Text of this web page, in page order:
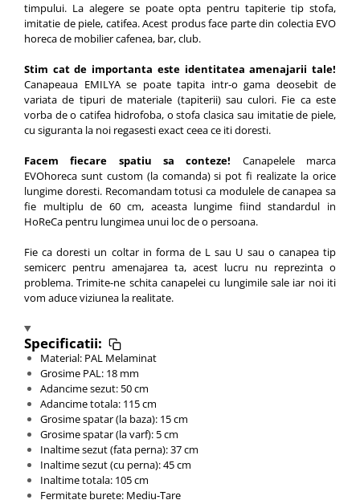
timpului. La alegere se poate opta pentru tapiterie tip stofa,
imitatie de piele, catifea. Acest produs face parte din colectia EVO
horeca de mobilier cafenea, bar, club.
Stim cat de importanta este identitatea amenajarii tale!
Canapeaua EMILYA se poate tapita intr-o gama deosebit de
variata de tipuri de materiale (tapiterii) sau culori. Fie ca este
vorba de o catifea hidrofoba, o stofa clasica sau imitatie de piele,
cu siguranta la noi regasesti exact ceea ce iti doresti.
Facem fiecare spatiu sa conteze! Canapelele marca
EVOhoreca sunt custom (la comanda) si pot fi realizate la orice
lungime doresti. Recomandam totusi ca modulele de canapea sa
fie multiplu de 60 cm, aceasta lungime fiind standardul in
HoReCa pentru lungimea unui loc de o persoana.
Fie ca doresti un coltar in forma de L sau U sau o canapea tip
semicerc pentru amenajarea ta, acest lucru nu reprezinta o
problema. Trimite-ne schita canapelei cu lungimile sale iar noi iti
vom aduce viziunea la realitate.
Specificatii:
Material: PAL Melaminat
Grosime PAL: 18 mm
Adancime sezut: 50 cm
Adancime totala: 115 cm
Grosime spatar (la baza): 15 cm
Grosime spatar (la varf): 5 cm
Inaltime sezut (fata perna): 37 cm
Inaltime sezut (cu perna): 45 cm
Inaltime totala: 105 cm
Fermitate burete: Mediu-Tare